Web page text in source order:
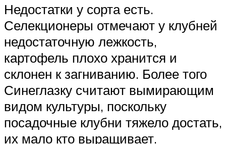
Недостатки у сорта есть.
Селекционеры отмечают у клубней
недостаточную лежкость,
картофель плохо хранится и
склонен к загниванию. Более того
Синеглазку считают вымирающим
видом культуры, поскольку
посадочные клубни тяжело достать,
их мало кто выращивает.